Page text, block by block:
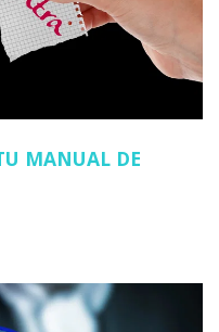
MANUAL DE